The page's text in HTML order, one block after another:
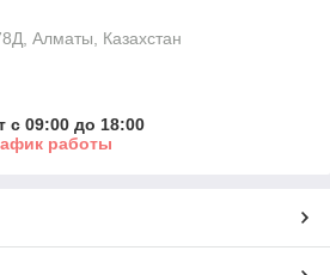
Алматы, Казахстан
с 09:00 до 18:00
работы